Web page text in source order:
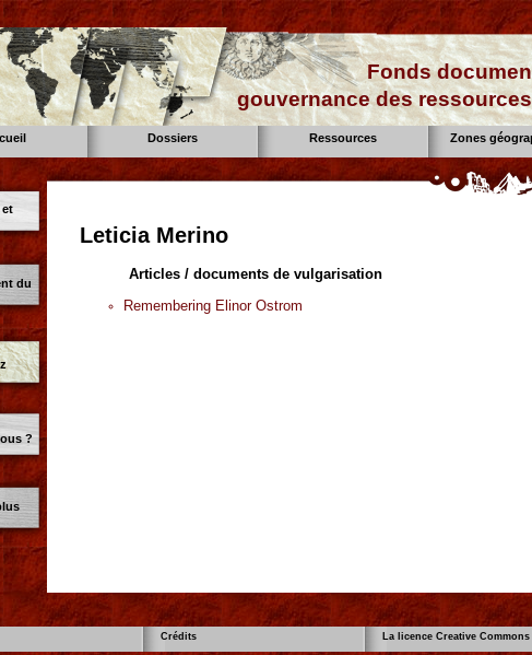
Fonds
gouvernance des
Dossiers Ressources Zones
et
du
?
Leticia Merino
Articles / documents de vulgarisation
Remembering Elinor Ostrom
Crédits La licence Creative Commons